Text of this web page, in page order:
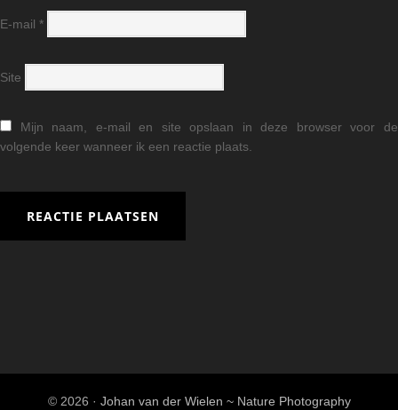
E-mail *
Site
Mijn naam, e-mail en site opslaan in deze browser voor de
volgende keer wanneer ik een reactie plaats.
© 2026 · Johan van der Wielen ~ Nature Photography